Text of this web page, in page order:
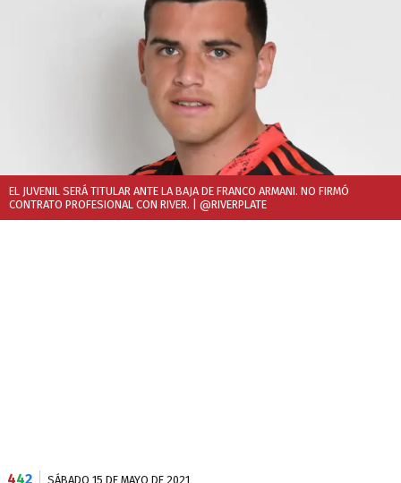
EL JUVENIL SERÁ TITULAR ANTE LA BAJA DE FRANCO ARMANI. NO FIRMÓ
CONTRATO PROFESIONAL CON RIVER. | @RIVERPLATE
442 SÁBADO 15 DE MAYO DE 2021